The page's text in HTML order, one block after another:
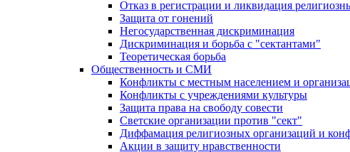
Отказ в регистрации и ликвидация
Защита от гонений
Негосударственная дискриминация
Дискриминация и борьба с "сектантами"
Теоретическая борьба
Общественность и СМИ
Конфликты с местным населением и
Конфликты с учреждениями культуры
Защита права на свободу совести
Светские организации против "сект"
Диффамация религиозных организаций и
Акции в защиту нравственности